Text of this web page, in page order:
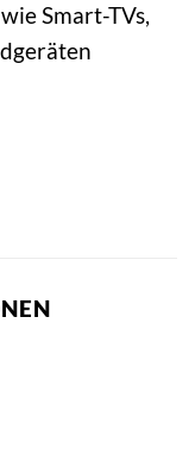
Smart-TVs,